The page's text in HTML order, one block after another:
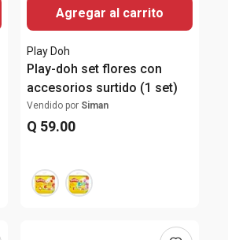
Agregar al carrito
Play Doh
Play-doh set flores con
accesorios surtido (1 set)
Vendido por Siman
Q 59.00